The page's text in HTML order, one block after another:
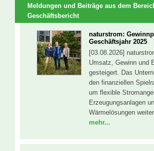
Meldungen und Beiträge aus dem
Geschäftsbericht
naturstrom:
Geschäftsjahr 2025
[03.08.2026]
Umsatz, Gewinn und
gesteigert. Das
den finanziellen
um flexible
Erzeugungsanlagen
Wärmelösungen
mehr...